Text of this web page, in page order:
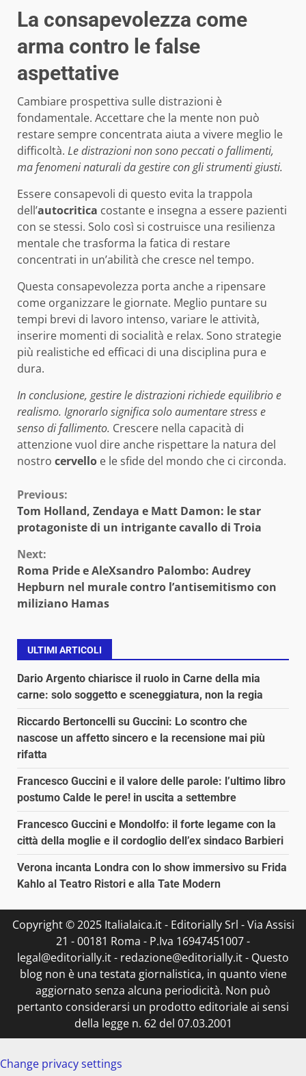
La consapevolezza come
arma contro le false
aspettative
Cambiare prospettiva sulle distrazioni è
fondamentale. Accettare che la mente non può
restare sempre concentrata aiuta a vivere meglio le
difficoltà. Le distrazioni non sono peccati o fallimenti,
ma fenomeni naturali da gestire con gli strumenti giusti.
Essere consapevoli di questo evita la trappola
dell’autocritica costante e insegna a essere pazienti
con se stessi. Solo così si costruisce una resilienza
mentale che trasforma la fatica di restare
concentrati in un’abilità che cresce nel tempo.
Questa consapevolezza porta anche a ripensare
come organizzare le giornate. Meglio puntare su
tempi brevi di lavoro intenso, variare le attività,
inserire momenti di socialità e relax. Sono strategie
più realistiche ed efficaci di una disciplina pura e
dura.
In conclusione, gestire le distrazioni richiede equilibrio e
realismo. Ignorarlo significa solo aumentare stress e
senso di fallimento. Crescere nella capacità di
attenzione vuol dire anche rispettare la natura del
nostro cervello e le sfide del mondo che ci circonda.
Continue
Reading
Previous:
Tom Holland, Zendaya e Matt Damon: le star
protagoniste di un intrigante cavallo di Troia
Next:
Roma Pride e AleXsandro Palombo: Audrey
Hepburn nel murale contro l’antisemitismo con
miliziano Hamas
ULTIMI ARTICOLI
Dario Argento chiarisce il ruolo in Carne della mia
carne: solo soggetto e sceneggiatura, non la regia
Riccardo Bertoncelli su Guccini: Lo scontro che
nascose un affetto sincero e la recensione mai più
rifatta
Francesco Guccini e il valore delle parole: l’ultimo libro
postumo Calde le pere! in uscita a settembre
Francesco Guccini e Mondolfo: il forte legame con la
città della moglie e il cordoglio dell’ex sindaco Barbieri
Verona incanta Londra con lo show immersivo su Frida
Kahlo al Teatro Ristori e alla Tate Modern
Copyright © 2025 Italialaica.it - Editorially Srl - Via Assisi
21 - 00181 Roma - P.Iva 16947451007 -
legal@editorially.it - redazione@editorially.it - Questo
blog non è una testata giornalistica, in quanto viene
aggiornato senza alcuna periodicità. Non può
pertanto considerarsi un prodotto editoriale ai sensi
della legge n. 62 del 07.03.2001
Change privacy settings